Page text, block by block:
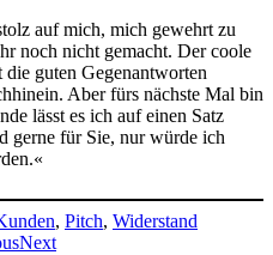
auf mich, mich gewehrt zu
noch nicht gemacht. Der coole
guten Gegenantworten
Aber fürs nächste Mal bin
lässt es ich auf einen Satz
gerne für Sie, nur würde ich
, Pitch, Widerstand
Next